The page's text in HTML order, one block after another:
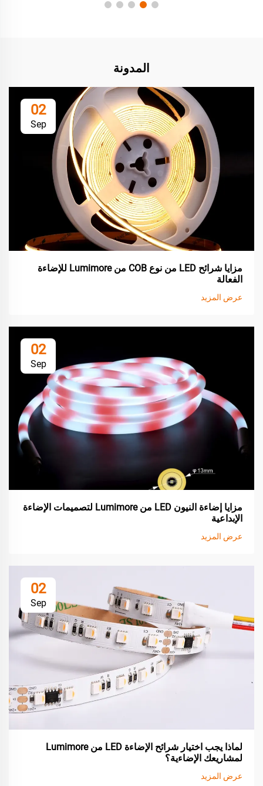
المدونة
02
Sep
مزايا شرائح LED من نوع COB من Lumimore للإضاءة
الفعالة
عرض المزيد
02
Sep
مزايا إضاءة النيون LED من Lumimore لتصميمات الإضاءة
الإبداعية
عرض المزيد
02
Sep
لماذا يجب اختيار شرائح الإضاءة LED من Lumimore
لمشاريعك الإضاءية؟
عرض المزيد